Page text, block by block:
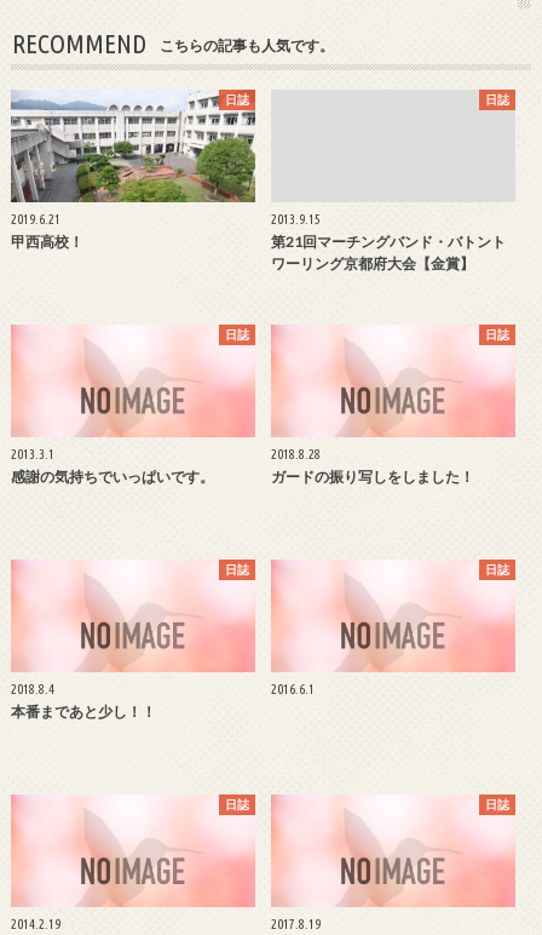
RECOMMEND こちらの記事も人気です。
日誌
2019.6.21
甲西高校！
日誌
2013.9.15
第21回マーチングバンド・バトント
ワーリング京都府大会【金賞】
日誌
2013.3.1
感謝の気持ちでいっぱいです。
日誌
2018.8.28
ガードの振り写しをしました！
日誌
2018.8.4
本番まであと少し！！
日誌
2016.6.1
日誌
2014.2.19
日誌
2017.8.19